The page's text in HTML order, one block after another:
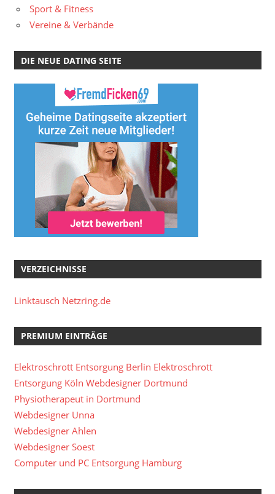
Sport & Fitness
Vereine & Verbände
DIE NEUE DATING SEITE
VERZEICHNISSE
Linktausch Netzring.de
PREMIUM EINTRÄGE
Elektroschrott Entsorgung Berlin Elektroschrott
Entsorgung Köln Webdesigner Dortmund
Physiotherapeut in Dortmund
Webdesigner Unna
Webdesigner Ahlen
Webdesigner Soest
Computer und PC Entsorgung Hamburg